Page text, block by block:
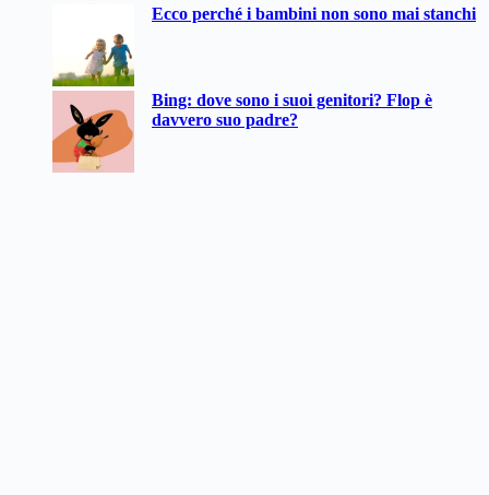
Ecco perché i bambini non sono mai stanchi
Bing: dove sono i suoi genitori? Flop è
davvero suo padre?